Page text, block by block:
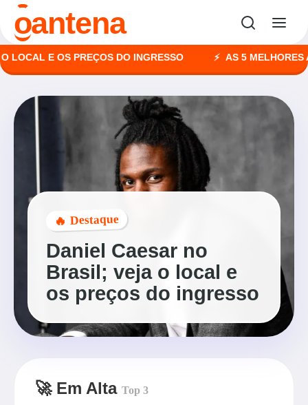
oantena
E OS PREÇOS DO INGRESSO AS 5 MELHORES
🔥 Destaque
Daniel Caesar no
Brasil; veja o local e
os preços do ingresso
🚀 Em Alta Top 3